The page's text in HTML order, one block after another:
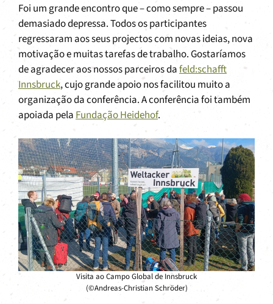
Foi um grande encontro que – como sempre – passou
demasiado depressa. Todos os participantes
regressaram aos seus projectos com novas ideias, nova
motivação e muitas tarefas de trabalho. Gostaríamos
de agradecer aos nossos parceiros dafeld:schafft
Innsbruck, cujo grande apoio nos facilitou muito a
organização da conferência. A conferência foi também
apoiada pela Fundação Heidehof.
Visita ao Campo Global de Innsbruck
(©Andreas-Christian Schröder)